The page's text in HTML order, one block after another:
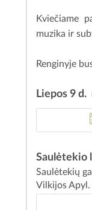
Kviečiame
muzika ir
Renginyje
Liepos 9
Saulėtekio
Saulėtekių
Vilkijos Apyl.